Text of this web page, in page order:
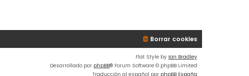
Borrar cookies
Flat Style by Ian Bradley
Desarrollado por phpBB® Forum Software © phpBB Limited
Traducción al español por phpBB España